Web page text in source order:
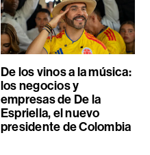
De los vinos a la música:
los negocios y
empresas de De la
Espriella, el nuevo
presidente de Colombia